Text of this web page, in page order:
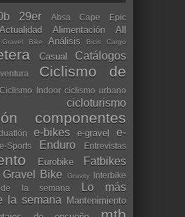
29er Absa Cape Epic
Actualidad Alimentación
All
Bike Análisis Bicis Cargo
Casual Catálogos
Ciclismo de
Ciclismo Indoor ciclismo urbano
cicloturismo
componentes
e-bikes e-gravel
e-
e-Sports Enduro Entrevistas
Eurobike Fatbikes
Gravel Bike Gravity Interbike
la semana
Lo más
la semana
Mantenimiento